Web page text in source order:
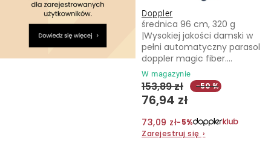
Doppler
W magazynie
76,94 zł
153,89 zł −50 %
73,09 zł−5%
Zarejestruj się ›
średnica 96 cm, 320 g
|Wysokiej jakości damski w
pełni automatyczny parasol
doppler magic fiber....